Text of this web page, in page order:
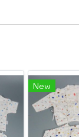
New